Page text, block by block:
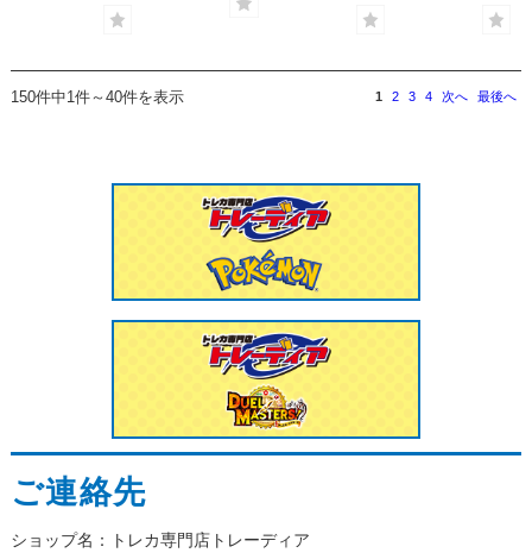
150件中1件～40件を表示 1 2 3 4 次へ 最後へ
ご連絡先
ショップ名：トレカ専門店トレーディア